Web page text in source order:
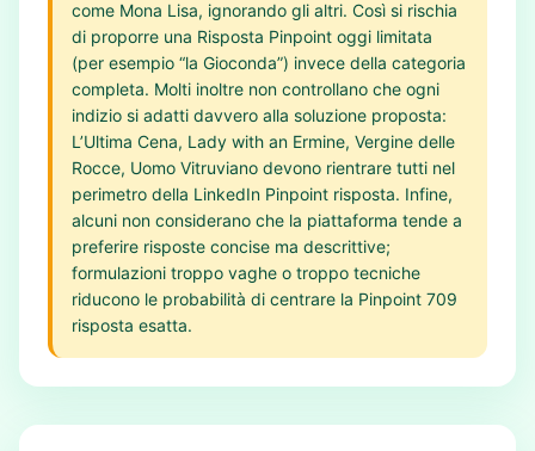
come Mona Lisa, ignorando gli altri. Così si rischia
di proporre una Risposta Pinpoint oggi limitata
(per esempio “la Gioconda”) invece della categoria
completa. Molti inoltre non controllano che ogni
indizio si adatti davvero alla soluzione proposta:
L’Ultima Cena, Lady with an Ermine, Vergine delle
Rocce, Uomo Vitruviano devono rientrare tutti nel
perimetro della LinkedIn Pinpoint risposta. Infine,
alcuni non considerano che la piattaforma tende a
preferire risposte concise ma descrittive;
formulazioni troppo vaghe o troppo tecniche
riducono le probabilità di centrare la Pinpoint 709
risposta esatta.